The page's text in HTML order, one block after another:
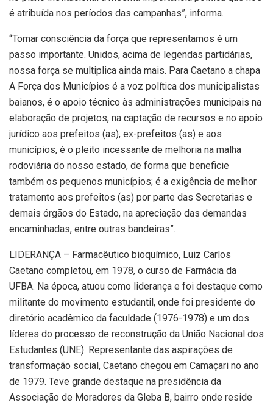
é atribuída nos períodos das campanhas”, informa.
“Tomar consciência da força que representamos é um
passo importante. Unidos, acima de legendas partidárias,
nossa força se multiplica ainda mais. Para Caetano a chapa
A Força dos Municípios é a voz política dos municipalistas
baianos, é o apoio técnico às administrações municipais na
elaboração de projetos, na captação de recursos e no apoio
jurídico aos prefeitos (as), ex-prefeitos (as) e aos
municípios, é o pleito incessante de melhoria na malha
rodoviária do nosso estado, de forma que beneficie
também os pequenos municípios; é a exigência de melhor
tratamento aos prefeitos (as) por parte das Secretarias e
demais órgãos do Estado, na apreciação das demandas
encaminhadas, entre outras bandeiras”.
LIDERANÇA – Farmacêutico bioquímico, Luiz Carlos
Caetano completou, em 1978, o curso de Farmácia da
UFBA. Na época, atuou como liderança e foi destaque como
militante do movimento estudantil, onde foi presidente do
diretório acadêmico da faculdade (1976-1978) e um dos
líderes do processo de reconstrução da União Nacional dos
Estudantes (UNE). Representante das aspirações de
transformação social, Caetano chegou em Camaçari no ano
de 1979. Teve grande destaque na presidência da
Associação de Moradores da Gleba B, bairro onde reside